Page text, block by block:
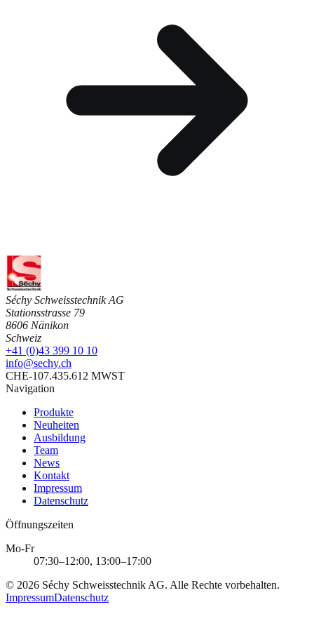
Séchy Schweisstechnik AG
Stationsstrasse 79
8606 Nänikon
Schweiz
+41 (0)43 399 10 10
info@sechy.ch
CHE-107.435.612 MWST
Navigation
Produkte
Neuheiten
Ausbildung
Team
News
Kontakt
Impressum
Datenschutz
Öffnungszeiten
Mo-Fr
07:30–12:00, 13:00–17:00
© 2026 Séchy Schweisstechnik AG. Alle Rechte vorbehalten.
ImpressumDatenschutz